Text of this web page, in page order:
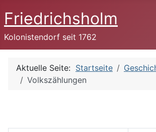
Friedrichsholm
Kolonistendorf seit 1762
Aktuelle Seite: Startseite
Volkszählungen